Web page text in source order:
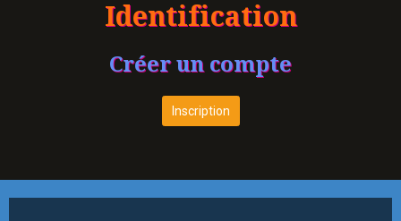
Identification
Créer un compte
Inscription